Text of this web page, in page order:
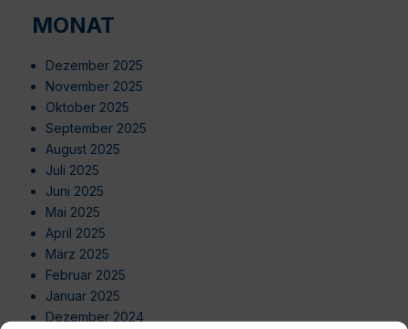
MONAT
Dezember 2025
November 2025
Oktober 2025
September 2025
August 2025
Juli 2025
Juni 2025
Mai 2025
April 2025
März 2025
Februar 2025
Januar 2025
Dezember 2024